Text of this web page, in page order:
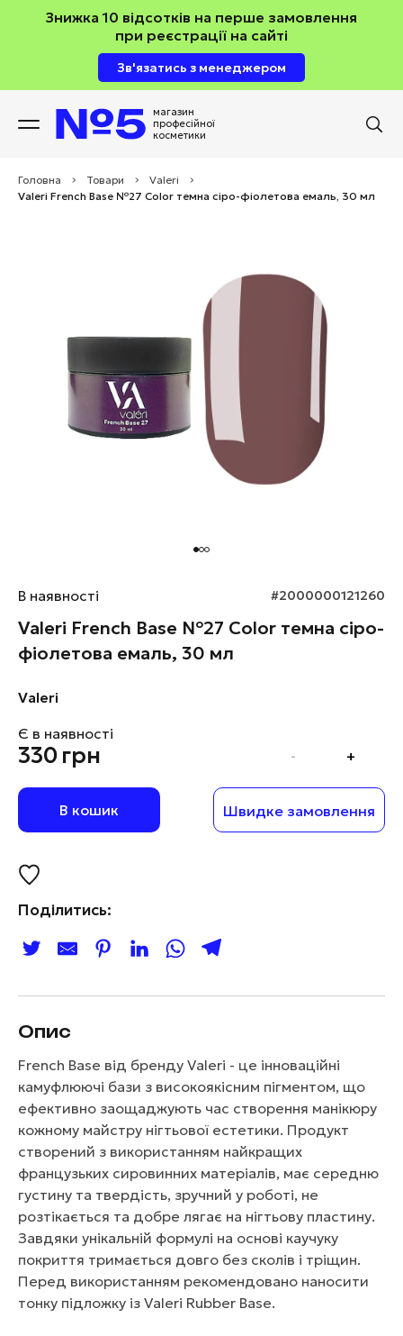
Знижка 10 відсотків на перше замовлення
при реєстрації на сайті
Зв'язатись з менеджером
магазин
професійної
косметики
Головна > Товари > Valeri
>
Valeri French Base №27 Color темна сіро-фіолетова емаль, 30 мл
В наявності #2000000121260
Valeri French Base №27 Color темна сіро-
фіолетова емаль, 30 мл
Valeri
Є в наявності
330грн
В кошик Швидке замовлення
Поділитись:
Опис
French Base від бренду Valeri - це інноваційні
камуфлюючі бази з високоякісним пігментом, що
ефективно заощаджують час створення манікюру
кожному майстру нігтьової естетики. Продукт
створений з використанням найкращих
французьких сировинних матеріалів, має середню
густину та твердість, зручний у роботі, не
розтікається та добре лягає на нігтьову пластину.
Завдяки унікальній формулі на основі каучуку
покриття тримається довго без сколів і тріщин.
Перед використанням рекомендовано наносити
тонку підложку із Valeri Rubber Base.